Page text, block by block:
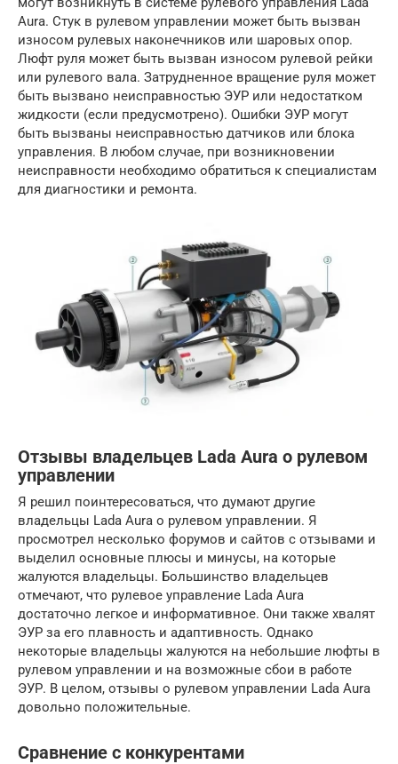
Aura. Стук в рулевом управлении может быть вызван
износом рулевых наконечников или шаровых опор.
Люфт руля может быть вызван износом рулевой рейки
или рулевого вала. Затрудненное вращение руля может
быть вызвано неисправностью ЭУР или недостатком
жидкости (если предусмотрено). Ошибки ЭУР могут
быть вызваны неисправностью датчиков или блока
управления. В любом случае, при возникновении
неисправности необходимо обратиться к специалистам
для диагностики и ремонта.
Отзывы владельцев Lada Aura о рулевом
управлении
Я решил поинтересоваться, что думают другие
владельцы Lada Aura о рулевом управлении. Я
просмотрел несколько форумов и сайтов с отзывами и
выделил основные плюсы и минусы, на которые
жалуются владельцы. Большинство владельцев
отмечают, что рулевое управление Lada Aura
достаточно легкое и информативное. Они также хвалят
ЭУР за его плавность и адаптивность. Однако
некоторые владельцы жалуются на небольшие люфты в
рулевом управлении и на возможные сбои в работе
ЭУР. В целом, отзывы о рулевом управлении Lada Aura
довольно положительные.
Сравнение с конкурентами